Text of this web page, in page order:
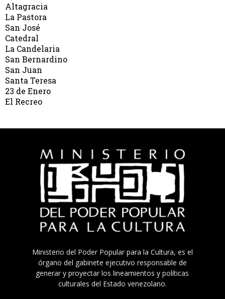
Altagracia
La Pastora
San José
Catedral
La Candelaria
San Bernardino
San Juan
Santa Teresa
23 de Enero
El Recreo
Ministerio del Poder Popular para la Cultura, es el
órgano del gabinete ejecutivo responsable de
generar y proyectar los lineamientos y políticas
culturales del Estado venezolano.